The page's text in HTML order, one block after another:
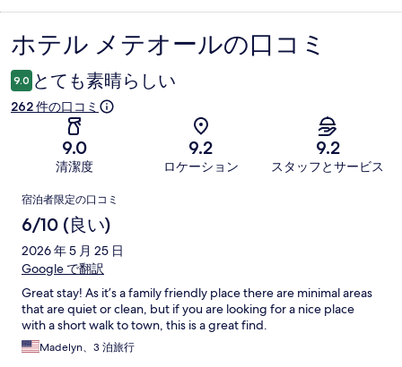
口
コ
ミ
ホテル メテオールの口コミ
9.0 とても素晴らしい
262 件の口コミ
9.0
清潔度
9.2
ロケーション
9.2
スタッフとサービス
口
コ
ミ
宿泊者限定の口コミ
6/10 (良い)
2026 年 5 月 25 日
Google で翻訳
Great stay! As it’s a family friendly place there are minimal areas
that are quiet or clean, but if you are looking for a nice place
with a short walk to town, this is a great find.
Madelyn、3 泊旅行